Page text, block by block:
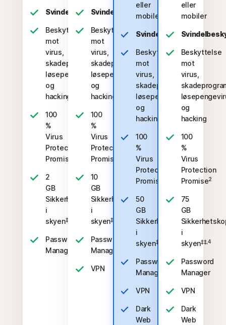
Svindelbeskyttelse
Beskyttelse
mot
virus,
skadeprogram,
løsepengevirus
og
hacking
100
%
Virus
Protection
Promise
2
GB
Sikkerhetskopiering
i
skyen‡‡,4
Password
Manager
Svindelbeskyttelse
Beskyttelse
mot
virus,
skadeprogram,
løsepengevirus
og
hacking
100
%
Virus
Protection
Promise
10
GB
Sikkerhetskopiering
i
skyen‡‡,4
Password
Manager
VPN
eller
mobiler
Svindelbeskyttelse
Beskyttelse
mot
virus,
skadeprogram,
løsepengevirus
og
hacking
100
%
Virus
Protection
Promise
50
GB
Sikkerhetskopiering
i
skyen‡‡,4
Password
Manager
VPN
Dark
Web
eller
mobiler
Beskyttelse
mot
virus,
og
hacking
100
%
Virus
Protection
Promise2
75
GB
i
skyen‡‡,4
Password
Manager
VPN
Dark
Web